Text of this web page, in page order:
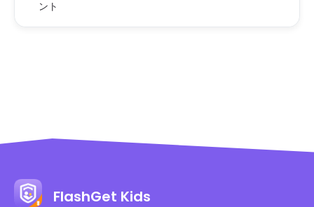
ント
FlashGet Kids